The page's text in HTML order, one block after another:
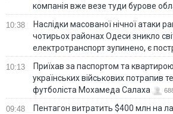
компанія вже везе туди бурове
10:38
Наслідки масованої нічної атаки
чотирьох районах Одеси зникло
електротранспорт зупинено, є
10:13
Приїхав за паспортом та
українських військових потрапив
футболіста Мохамеда Салаха
09:48
Пентагон витратить $400 млн на